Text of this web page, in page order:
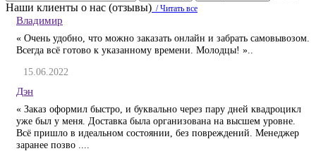
Наши клиенты о нас (отзывы) / Читать все
Владимир
« Очень удобно, что можно заказать онлайн и забрать самовывозом.
Всегда всё готово к указанному времени. Молодцы! »..
15.06.2022
Дэн
« Заказ оформил быстро, и буквально через пару дней квадроцикл
уже был у меня. Доставка была организована на высшем уровне.
Всё пришло в идеальном состоянии, без повреждений. Менеджер
заранее позво ....